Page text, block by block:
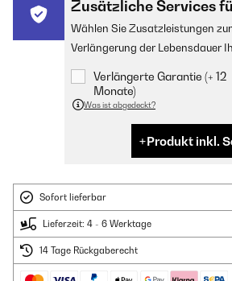
Zusätzliche Services
Wählen Sie Zusatzleistungen
Verlängerung der Lebensdauer
Verlängerte Garantie (+ 12
Monate)
Was ist abgedeckt?
Produkt inkl.
Sofort lieferbar
Lieferzeit: 4 - 6 Werktage
14 Tage Rückgaberecht